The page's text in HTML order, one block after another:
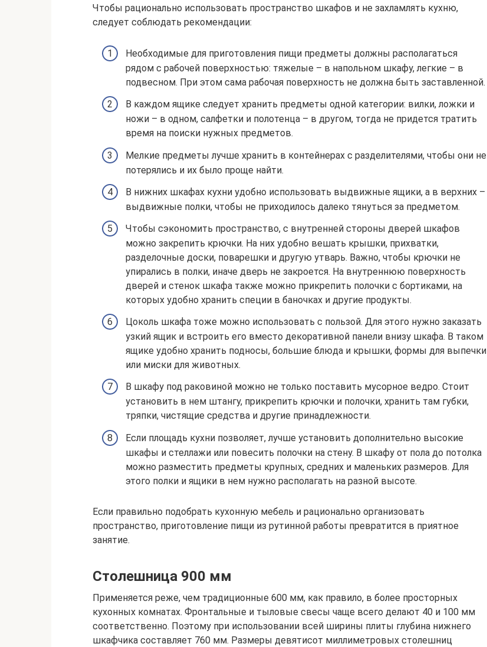
Чтобы рационально использовать пространство шкафов и не захламлять кухню,
следует соблюдать рекомендации:
Необходимые для приготовления пищи предметы должны располагаться
рядом с рабочей поверхностью: тяжелые – в напольном шкафу, легкие – в
подвесном. При этом сама рабочая поверхность не должна быть заставленной.
В каждом ящике следует хранить предметы одной категории: вилки, ложки и
ножи – в одном, салфетки и полотенца – в другом, тогда не придется тратить
время на поиски нужных предметов.
Мелкие предметы лучше хранить в контейнерах с разделителями, чтобы они не
потерялись и их было проще найти.
В нижних шкафах кухни удобно использовать выдвижные ящики, а в верхних –
выдвижные полки, чтобы не приходилось далеко тянуться за предметом.
Чтобы сэкономить пространство, с внутренней стороны дверей шкафов
можно закрепить крючки. На них удобно вешать крышки, прихватки,
разделочные доски, поварешки и другую утварь. Важно, чтобы крючки не
упирались в полки, иначе дверь не закроется. На внутреннюю поверхность
дверей и стенок шкафа также можно прикрепить полочки с бортиками, на
которых удобно хранить специи в баночках и другие продукты.
Цоколь шкафа тоже можно использовать с пользой. Для этого нужно заказать
узкий ящик и встроить его вместо декоративной панели внизу шкафа. В таком
ящике удобно хранить подносы, большие блюда и крышки, формы для выпечки
или миски для животных.
В шкафу под раковиной можно не только поставить мусорное ведро. Стоит
установить в нем штангу, прикрепить крючки и полочки, хранить там губки,
тряпки, чистящие средства и другие принадлежности.
Если площадь кухни позволяет, лучше установить дополнительно высокие
шкафы и стеллажи или повесить полочки на стену. В шкафу от пола до потолка
можно разместить предметы крупных, средних и маленьких размеров. Для
этого полки и ящики в нем нужно располагать на разной высоте.
Если правильно подобрать кухонную мебель и рационально организовать
пространство, приготовление пищи из рутинной работы превратится в приятное
занятие.
Столешница 900 мм
Применяется реже, чем традиционные 600 мм, как правило, в более просторных
кухонных комнатах. Фронтальные и тыловые свесы чаще всего делают 40 и 100 мм
соответственно. Поэтому при использовании всей ширины плиты глубина нижнего
шкафчика составляет 760 мм. Размеры девятисот миллиметровых столешниц